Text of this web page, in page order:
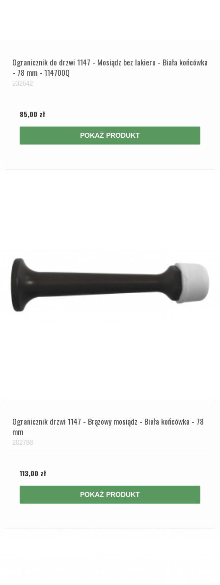
Ogranicznik do drzwi 1147 - Mosiądz bez lakieru - Biała końcówka
- 78 mm - 114700Q
232642
85,00 zł
POKAŻ PRODUKT
Ogranicznik drzwi 1147 - Brązowy mosiądz - Biała końcówka - 78
mm
202788
113,00 zł
POKAŻ PRODUKT